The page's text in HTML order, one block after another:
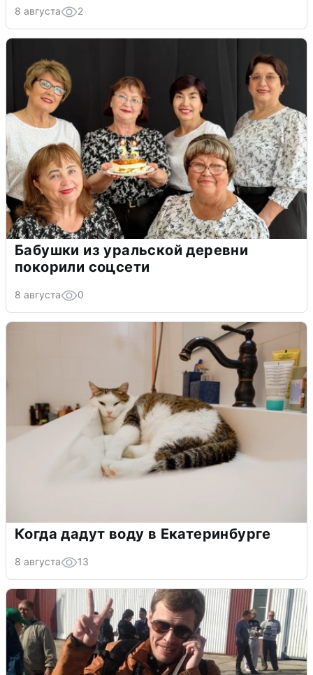
8 августа 2
Бабушки из уральской деревни
покорили соцсети
8 августа 0
Когда дадут воду в Екатеринбурге
8 августа 13